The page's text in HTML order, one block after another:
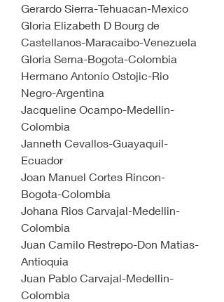
Gerardo Sierra-Tehuacan-Mexico
Gloria Elizabeth D Bourg de
Castellanos-Maracaibo-Venezuela
Gloria Serna-Bogota-Colombia
Hermano Antonio Ostojic-Rio
Negro-Argentina
Jacqueline Ocampo-Medellin-
Colombia
Janneth Cevallos-Guayaquil-
Ecuador
Joan Manuel Cortes Rincon-
Bogota-Colombia
Johana Rios Carvajal-Medellin-
Colombia
Juan Camilo Restrepo-Don Matias-
Antioquia
Juan Pablo Carvajal-Medellin-
Colombia